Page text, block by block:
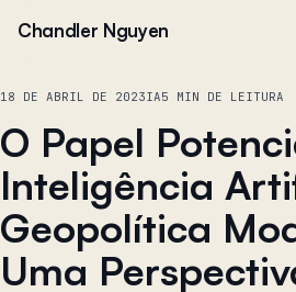
Chandler Nguyen
18 DE ABRIL DE 2023IA5 MIN DE LEITURA
O Papel
Inteligência
Geopolítica
Uma